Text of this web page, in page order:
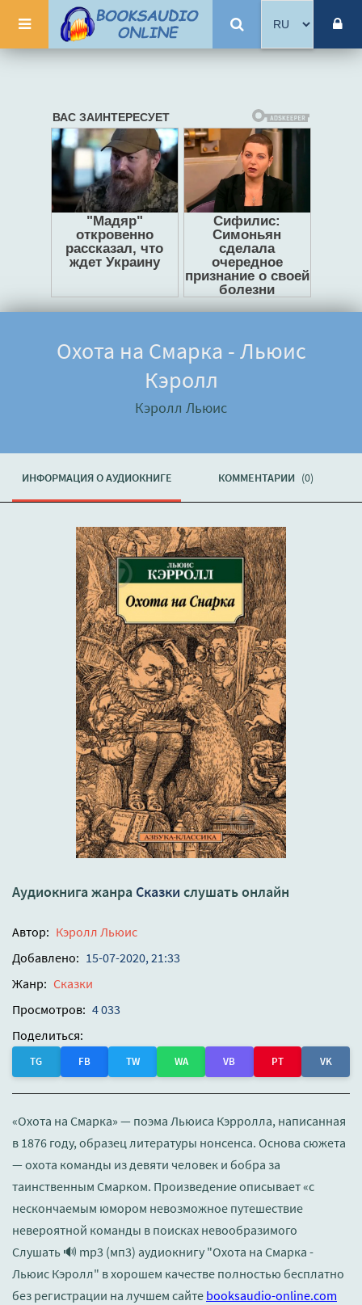
Охота на Смарка - Льюис
Кэролл
Кэролл Льюис
ИНФОРМАЦИЯ О АУДИОКНИГЕ КОММЕНТАРИИ (0)
Аудиокнига жанра Сказки слушать онлайн
Автор: Кэролл Льюис
Добавлено: 15-07-2020, 21:33
Жанр: Сказки
Просмотров: 4 033
Поделиться:
TG FB TW WA VB PT VK
«Охота на Смарка» — поэма Льюиса Кэрролла, написанная
в 1876 году, образец литературы нонсенса. Основа сюжета
— охота команды из девяти человек и бобра за
таинственным Смарком. Произведение описывает «с
нескончаемым юмором невозможное путешествие
невероятной команды в поисках невообразимого
Слушать 🔊 mp3 (мп3) аудиокнигу "Охота на Смарка -
Льюис Кэролл" в хорошем качестве полностью бесплатно
без регистрации на лучшем сайте booksaudio-online.com